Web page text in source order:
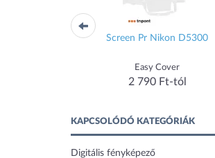
merevlemezhez és
Screen Pr Nikon D5300
Easy Cover
2 790 Ft-tól
KAPCSOLÓDÓ KATEGÓRIÁK
Digitális fényképező